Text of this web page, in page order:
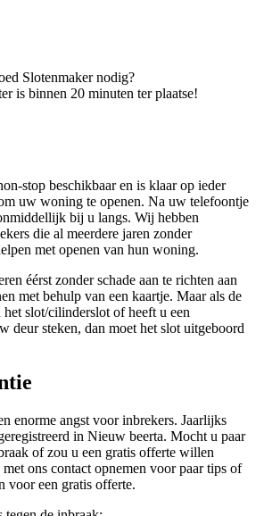
Slotenmaker nodig?
is binnen 20 minuten ter plaatse!
stop beschikbaar en is klaar op ieder
uw woning te openen. Na uw telefoontje
bij u langs. Wij hebben
die al meerdere jaren zonder
met openen van hun woning.
éérst zonder schade aan te richten aan
met behulp van een kaartje. Maar als de
slot/cilinderslot of heeft u een
deur steken, dan moet het slot uitgeboord
enorme angst voor inbrekers. Jaarlijks
in Nieuw beerta. Mocht u paar
of zou u een gratis offerte willen
ons contact opnemen voor paar tips of
voor een gratis offerte.